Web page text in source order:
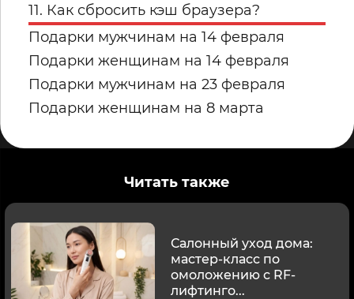
дома в 2026 году?
для дома от Yamaguchi: какую модель
выбрать?
11. Как сбросить кэш браузера?
Подарки мужчинам на 14 февраля
Подарки женщинам на 14 февраля
Подарки мужчинам на 23 февраля
Подарки женщинам на 8 марта
Читать также
Салонный уход дома:
мастер-класс по
омоложению с RF-
лифтинго...